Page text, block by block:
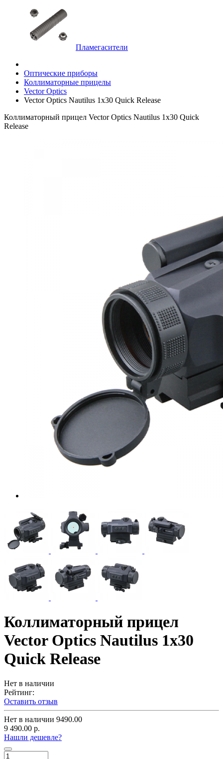
Пламегасители
Оптические приборы
Коллиматорные прицелы
Vector Optics
Vector Optics Nautilus 1x30 Quick Release
Коллиматорный прицел Vector Optics Nautilus 1x30 Quick
Release
Коллиматорный прицел
Vector Optics Nautilus 1x30
Quick Release
Нет в наличии
Рейтинг:
Оставить отзыв
Нет в наличии 9490.00
9 490.00 р.
Нашли дешевле?